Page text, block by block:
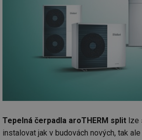
Tepelná čerpadla aroTHERM split lze
instalovat jak v budovách nových, tak